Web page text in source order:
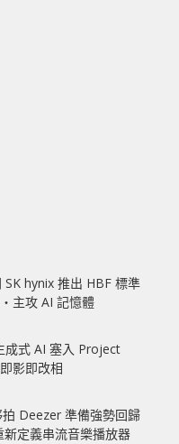
SK hynix 推出 HBF 標準
主攻 AI 記憶體
成式 AI 塞入 Project
影即改相
Deezer 準備強勢回歸
定義串流音樂播放器